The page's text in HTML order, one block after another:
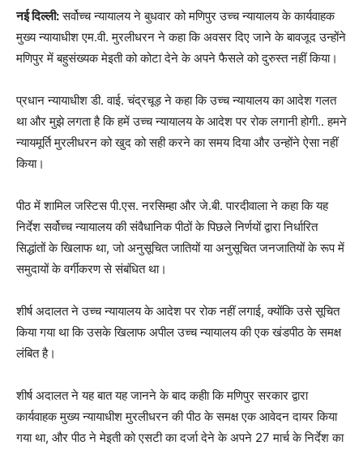
नई दिल्ली:सर्वोच्च न्यायालय ने बुधवार को मणिपुर उच्च न्यायालय के कार्यवाहक
मुख्य न्यायाधीश एम.वी. मुरलीधरन ने कहा कि अवसर दिए जाने के बावजूद उन्होंने
मणिपुर में बहुसंख्यक मेइती को कोटा देने के अपने फैसले को दुरुस्त नहीं किया।
प्रधान न्यायाधीश डी. वाई. चंद्रचूड़ ने कहा कि उच्च न्यायालय का आदेश गलत
था और मुझे लगता है कि हमें उच्च न्यायालय के आदेश पर रोक लगानी होगी.. हमने
न्यायमूर्ति मुरलीधरन को खुद को सही करने का समय दिया और उन्होंने ऐसा नहीं
किया।
पीठ में शामिल जस्टिस पी.एस. नरसिम्हा और जे.बी. पारदीवाला ने कहा कि यह
निर्देश सर्वोच्च न्यायालय की संवैधानिक पीठों के पिछले निर्णयों द्वारा निर्धारित
सिद्धांतों के खिलाफ था, जो अनुसूचित जातियों या अनुसूचित जनजातियों के रूप में
समुदायों के वर्गीकरण से संबंधित था।
शीर्ष अदालत ने उच्च न्यायालय के आदेश पर रोक नहीं लगाई, क्योंकि उसे सूचित
किया गया था कि उसके खिलाफ अपील उच्च न्यायालय की एक खंडपीठ के समक्ष
लंबित है।
शीर्ष अदालत ने यह बात यह जानने के बाद कहीा कि मणिपुर सरकार द्वारा
कार्यवाहक मुख्य न्यायाधीश मुरलीधरन की पीठ के समक्ष एक आवेदन दायर किया
गया था, और पीठ ने मेइती को एसटी का दर्जा देने के अपने 27 मार्च के निर्देश का